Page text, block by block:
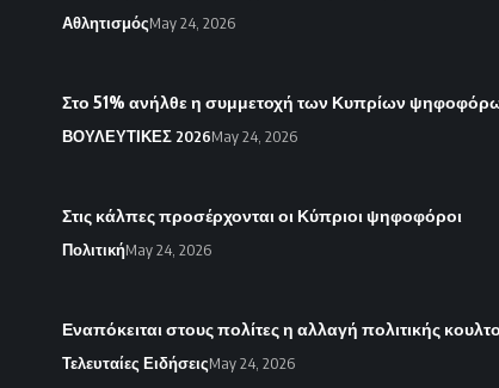
ΑθλητισμόςMay 24, 2026
Στο 51% ανήλθε η συμμετοχή των Κυπρίων
ΒΟΥΛΕΥΤΙΚΕΣ 2026May 24, 2026
Στις κάλπες προσέρχονται οι Κύπριοι ψηφοφόροι
ΠολιτικήMay 24, 2026
Εναπόκειται στους πολίτες η αλλαγή πολιτικής
Τελευταίες ΕιδήσειςMay 24, 2026